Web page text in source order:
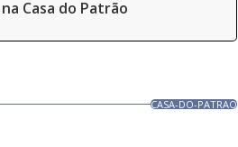
Casa do Patrão
CASA-DO-PATRAO